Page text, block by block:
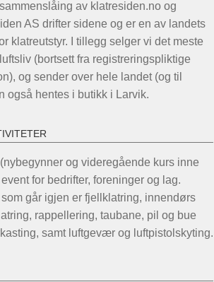
av klatresiden.no og
AS drifter sidene og er en av landets
klatreutstyr. I tillegg selger vi det meste
(bortsett fra registreringspliktige
og sender over hele landet (og til
også hentes i butikk i Larvik.
og videregående kurs inne
for bedrifter, foreninger og lag.
går igjen er fjellklatring, innendørs
rappellering, taubane, pil og bue
samt luftgevær og luftpistolskyting.